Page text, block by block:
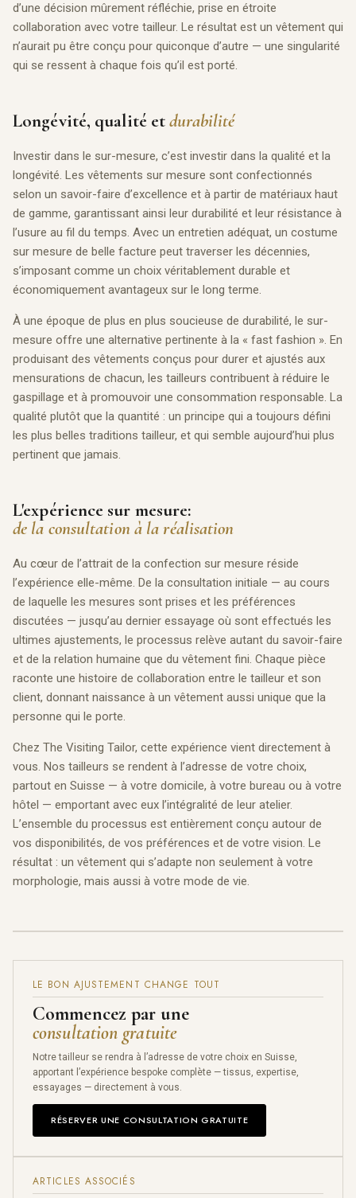
d’une décision mûrement réfléchie, prise en étroite
collaboration avec votre tailleur. Le résultat est un vêtement qui
n’aurait pu être conçu pour quiconque d’autre — une singularité
qui se ressent à chaque fois qu’il est porté.
Longévité, qualité etdurabilité
Investir dans le sur-mesure, c’est investir dans la qualité et la
longévité. Les vêtements sur mesure sont confectionnés
selon un savoir-faire d’excellence et à partir de matériaux haut
de gamme, garantissant ainsi leur durabilité et leur résistance à
l’usure au fil du temps. Avec un entretien adéquat, un costume
sur mesure de belle facture peut traverser les décennies,
s’imposant comme un choix véritablement durable et
économiquement avantageux sur le long terme.
À une époque de plus en plus soucieuse de durabilité, le sur-
mesure offre une alternative pertinente à la « fast fashion ». En
produisant des vêtements conçus pour durer et ajustés aux
mensurations de chacun, les tailleurs contribuent à réduire le
gaspillage et à promouvoir une consommation responsable. La
qualité plutôt que la quantité : un principe qui a toujours défini
les plus belles traditions tailleur, et qui semble aujourd’hui plus
pertinent que jamais.
L'expérience sur mesure:
de la consultation à la réalisation
Au cœur de l’attrait de la confection sur mesure réside
l’expérience elle-même. De la consultation initiale — au cours
de laquelle les mesures sont prises et les préférences
discutées — jusqu’au dernier essayage où sont effectués les
ultimes ajustements, le processus relève autant du savoir-faire
et de la relation humaine que du vêtement fini. Chaque pièce
raconte une histoire de collaboration entre le tailleur et son
client, donnant naissance à un vêtement aussi unique que la
personne qui le porte.
Chez The Visiting Tailor, cette expérience vient directement à
vous. Nos tailleurs se rendent à l’adresse de votre choix,
partout en Suisse — à votre domicile, à votre bureau ou à votre
hôtel — emportant avec eux l’intégralité de leur atelier.
L’ensemble du processus est entièrement conçu autour de
vos disponibilités, de vos préférences et de votre vision. Le
résultat : un vêtement qui s’adapte non seulement à votre
morphologie, mais aussi à votre mode de vie.
LE BON AJUSTEMENT CHANGE TOUT
Commencez par une
consultation gratuite
Notre tailleur se rendra à l’adresse de votre choix en Suisse,
apportant l’expérience bespoke complète — tissus, expertise,
essayages — directement à vous.
RÉSERVER UNE CONSULTATION GRATUITE
ARTICLES ASSOCIÉS